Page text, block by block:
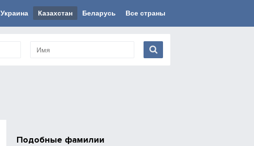
Украина Казахстан Беларусь Все страны
Подобные фамилии